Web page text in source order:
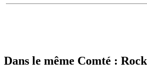
Dans le même Comté :